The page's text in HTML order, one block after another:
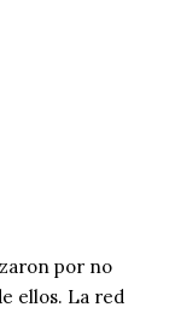
por no
ellos. La red